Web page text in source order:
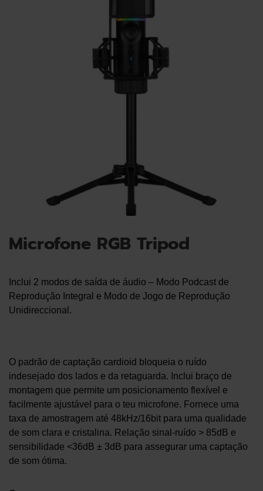
Microfone RGB Tripod
Inclui 2 modos de saída de áudio – Modo Podcast de
Reprodução Integral e Modo de Jogo de Reprodução
Unidireccional.
O padrão de captação cardioid bloqueia o ruído
indesejado dos lados e da retaguarda. Inclui braço de
montagem que permite um posicionamento flexível e
facilmente ajustável para o teu microfone. Fornece uma
taxa de amostragem até 48kHz/16bit para uma qualidade
de som clara e cristalina. Relação sinal-ruído > 85dB e
sensibilidade <36dB ± 3dB para assegurar uma captação
de som ótima.